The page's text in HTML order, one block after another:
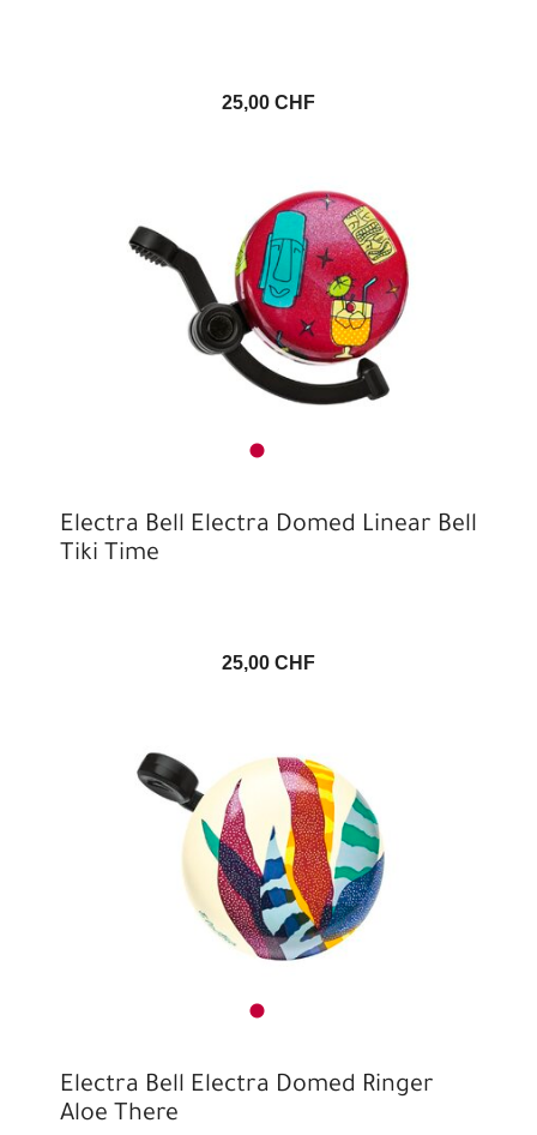
25,00 CHF
Electra Bell Electra Domed Linear Bell
Tiki Time
25,00 CHF
Electra Bell Electra Domed Ringer
Aloe There